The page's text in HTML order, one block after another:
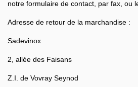
notre formulaire de contact, par fax, ou
Adresse de retour de la marchandise :
Sadevinox
2, allée des Faisans
Z.I. de Vovray Seynod